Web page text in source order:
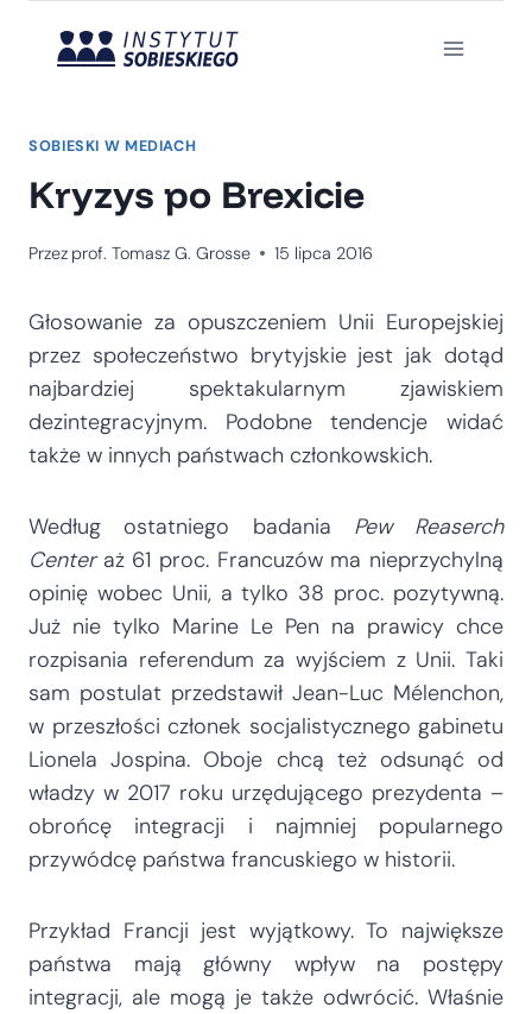
SOBIESKI W MEDIACH
Kryzys po Brexicie
Przez prof. Tomasz G. Grosse 15 lipca 2016
Głosowanie za opuszczeniem Unii Europejskiej
przez społeczeństwo brytyjskie jest jak dotąd
najbardziej spektakularnym zjawiskiem
dezintegracyjnym. Podobne tendencje widać
także w innych państwach członkowskich.
Według ostatniego badania Pew Reaserch
Centeraż 61 proc. Francuzów ma nieprzychylną
opinię wobec Unii, a tylko 38 proc. pozytywną.
Już nie tylko Marine Le Pen na prawicy chce
rozpisania referendum za wyjściem z Unii. Taki
sam postulat przedstawił Jean-Luc Mélenchon,
w przeszłości członek socjalistycznego gabinetu
Lionela Jospina. Oboje chcą też odsunąć od
władzy w 2017 roku urzędującego prezydenta –
obrońcę integracji i najmniej popularnego
przywódcę państwa francuskiego w historii.
Przykład Francji jest wyjątkowy. To największe
państwa mają główny wpływ na postępy
integracji, ale mogą je także odwrócić. Właśnie